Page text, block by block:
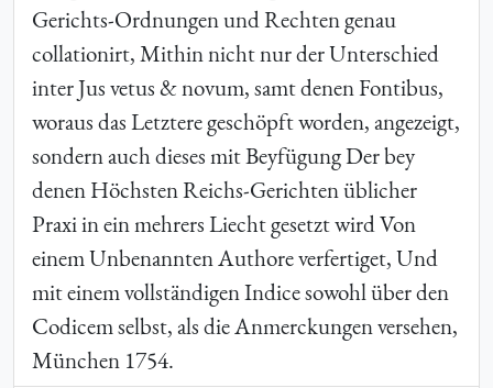
Gerichts-Ordnungen und Rechten genau
collationirt, Mithin nicht nur der Unterschied
inter Jus vetus & novum, samt denen Fontibus,
woraus das Letztere geschöpft worden, angezeigt,
sondern auch dieses mit Beyfügung Der bey
denen Höchsten Reichs-Gerichten üblicher
Praxi in ein mehrers Liecht gesetzt wird Von
einem Unbenannten Authore verfertiget, Und
mit einem vollständigen Indice sowohl über den
Codicem selbst, als die Anmerckungen versehen,
München 1754.